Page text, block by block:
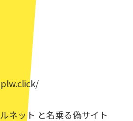
ネット と名乗る偽サイト